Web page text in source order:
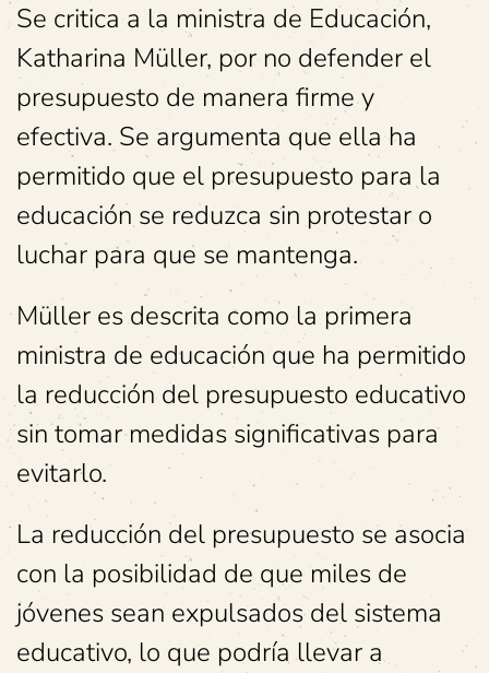
Se critica a la ministra de Educación,
Katharina Müller, por no defender el
presupuesto de manera firme y
efectiva. Se argumenta que ella ha
permitido que el presupuesto para la
educación se reduzca sin protestar o
luchar para que se mantenga.
Müller es descrita como la primera
ministra de educación que ha permitido
la reducción del presupuesto educativo
sin tomar medidas significativas para
evitarlo.
La reducción del presupuesto se asocia
con la posibilidad de que miles de
jóvenes sean expulsados del sistema
educativo, lo que podría llevar a